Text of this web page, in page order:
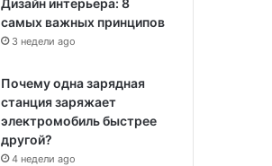
Дизайн интерьера: 8
самых важных принципов
3 недели ago
Почему одна зарядная
станция заряжает
электромобиль быстрее
другой?
4 недели ago